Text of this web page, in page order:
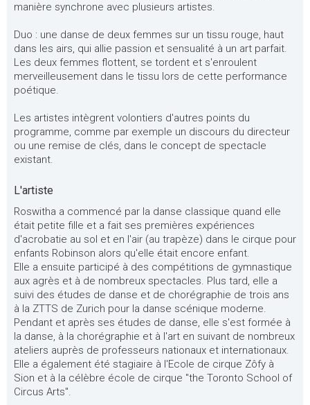
manière synchrone avec plusieurs artistes.
Duo : une danse de deux femmes sur un tissu rouge, haut
dans les airs, qui allie passion et sensualité à un art parfait.
Les deux femmes flottent, se tordent et s'enroulent
merveilleusement dans le tissu lors de cette performance
poétique.
Les artistes intègrent volontiers d'autres points du
programme, comme par exemple un discours du directeur
ou une remise de clés, dans le concept de spectacle
existant.
L'artiste
Roswitha a commencé par la danse classique quand elle
était petite fille et a fait ses premières expériences
d'acrobatie au sol et en l'air (au trapèze) dans le cirque pour
enfants Robinson alors qu'elle était encore enfant.
Elle a ensuite participé à des compétitions de gymnastique
aux agrès et à de nombreux spectacles. Plus tard, elle a
suivi des études de danse et de chorégraphie de trois ans
à la ZTTS de Zurich pour la danse scénique moderne.
Pendant et après ses études de danse, elle s'est formée à
la danse, à la chorégraphie et à l'art en suivant de nombreux
ateliers auprès de professeurs nationaux et internationaux.
Elle a également été stagiaire à l'Ecole de cirque Zôfy à
Sion et à la célèbre école de cirque "the Toronto School of
Circus Arts".